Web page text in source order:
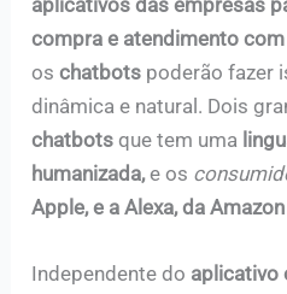
aplicativos das empresas
compra e atendimento
oschatbots poderão fazer
dinâmica e natural. Dois
chatbotsque tem uma
humanizada,e os
Apple, e a Alexa, da Amazon
Independente do aplicativo